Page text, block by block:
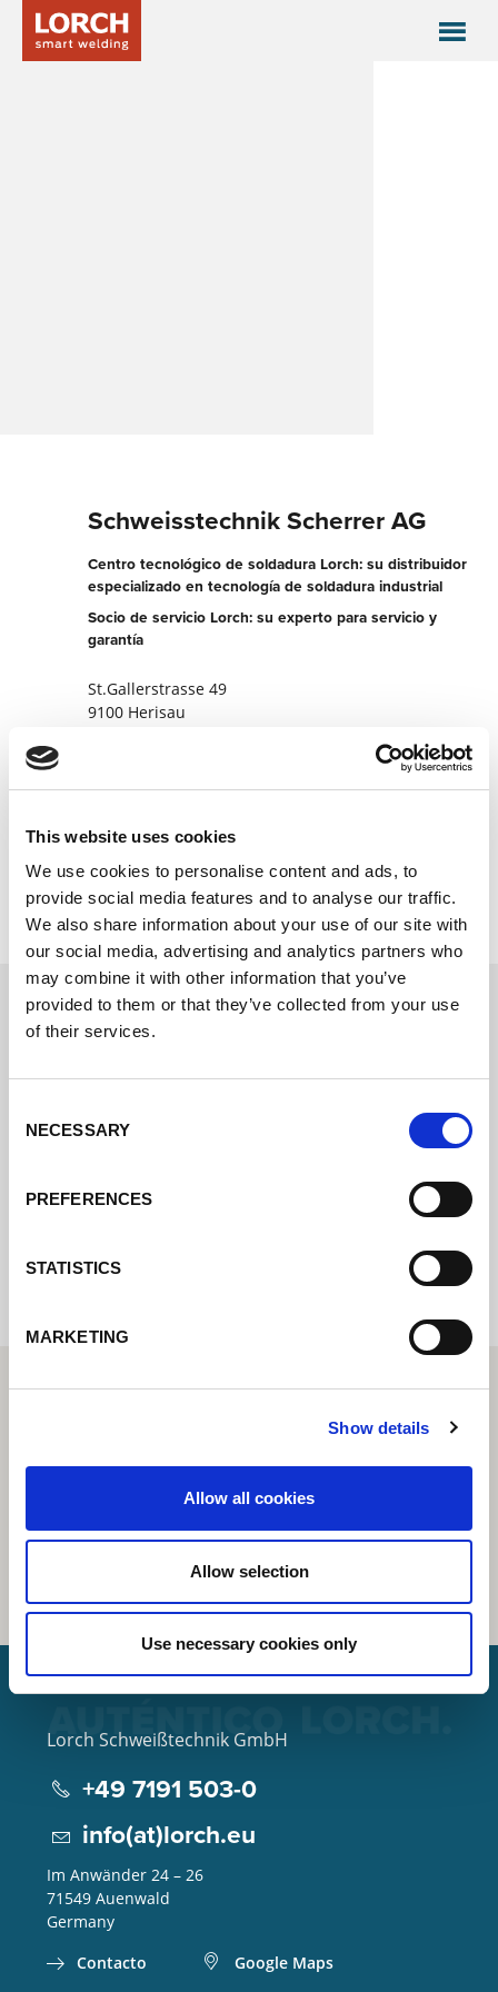
This website uses cookies
We use cookies to personalise content and ads, to
provide social media features and to analyse our traffic.
We also share information about your use of our site with
our social media, advertising and analytics partners who
may combine it with other information that you’ve
provided to them or that they’ve collected from your use
of their services.
Selection
NECESSARY
PREFERENCES
STATISTICS
MARKETING
Show details
Allow all cookies
Allow selection
Use necessary cookies only
Schweisstechnik Scherrer AG
Centro tecnológico de soldadura Lorch: su distribuidor
especializado en tecnología de soldadura industrial
Socio de servicio Lorch: su experto para servicio y
garantía
St.Gallerstrasse 49
9100 Herisau
Página web del socio
Contactar ahora
Póngase en contacto con nosotros a través
posible.
Lorch Schweißtechnik GmbH
+49 7191 503-0
info(at)lorch.eu
Im Anwänder 24 – 26
71549 Auenwald
Germany
Contacto
Google Maps